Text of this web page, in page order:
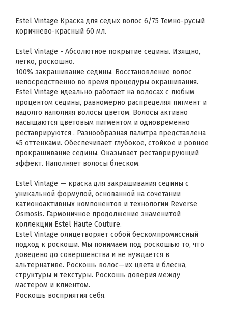
Estel Vintage Краска для седых волос 6/75 Темно-русый
коричнево-красный 60 мл.
Estel Vintage - Абсолютное покрытие седины. Изящно,
легко, роскошно.
100% закрашивание седины. Восстановление волос
непосредственно во время процедуры окрашивания.
Estel Vintage идеально работает на волосах с любым
процентом седины, равномерно распределяя пигмент и
надолго наполняя волосы цветом. Волосы активно
насыщаются цветовым пигментом и одновременно
реставрируются . Разнообразная палитра представлена
45 оттенками. Обеспечивает глубокое, стойкое и ровное
прокрашивание седины. Оказывает реставрирующий
эффект. Наполняет волосы блеском.
Estel Vintage — краска для закрашивания седины с
уникальной формулой, основанной на сочетании
катионоактивных компонентов и технологии Reverse
Osmosis. Гармоничное продолжение знаменитой
коллекции Estel Haute Couture.
Estel Vintage олицетворяет собой бескомпромиссный
подход к роскоши. Мы понимаем под роскошью то, что
доведено до совершенства и не нуждается в
альтернативе. Роскошь волос—их цвета и блеска,
структуры и текстуры. Роскошь доверия между
мастером и клиентом.
Роскошь восприятия себя.